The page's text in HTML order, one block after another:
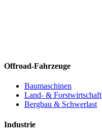
Offroad-Fahrzeuge
Baumaschinen
Land- & Forstwirtschaft
Bergbau & Schwerlast
Industrie